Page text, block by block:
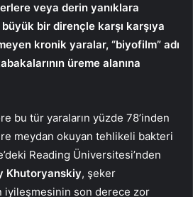
veya derin yanıklara
bir dirençle karşı karşıya
kronik yaralar, “biyofilm” adı
üreme alanına
bu tür yaraların yüzde 78’inden
meydan okuyan tehlikeli bakteri
Reading Üniversitesi’nden
Khutoryanskiy, şeker
iyileşmesinin son derece zor